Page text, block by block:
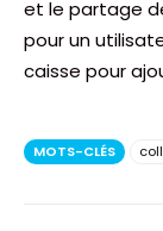
et le partage
pour un
caisse pour
MOTS-CLÉS